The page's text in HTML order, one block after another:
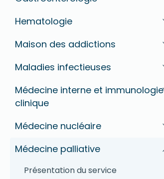
Hematologie
Maison des addictions
Maladies infectieuses
Médecine interne et immunologie
clinique
Médecine nucléaire
Médecine palliative
Présentation du service